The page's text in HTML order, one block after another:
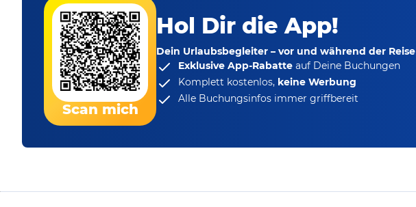
Scan mich
Hol Dir die App!
Dein Urlaubsbegleiter – vor und während der Reise
Exklusive App-Rabatte auf Deine Buchungen
Komplett kostenlos, keine Werbung
Alle Buchungsinfos immer griffbereit